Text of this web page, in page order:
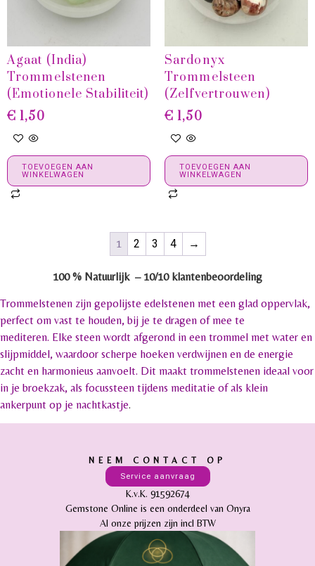
Agaat (India)
Trommelstenen
(emotionele Stabiliteit)
€ 1,50
TOEVOEGEN AAN
WINKELWAGEN
Sardonyx
Trommelsteen
(zelfvertrouwen)
€ 1,50
TOEVOEGEN AAN
WINKELWAGEN
1 2 3 4 →
100 % Natuurlijk –10/10 klantenbeoordeling
Trommelstenen zijn gepolijste edelstenen met een glad oppervlak,
perfect om vast te houden, bij je te dragen of mee te
mediteren. Elke steen wordt afgerond in een trommel met water en
slijpmiddel, waardoor scherpe hoeken verdwijnen en de energie
zacht en harmonieus aanvoelt. Dit maakt trommelstenen ideaal voor
in je broekzak, als focussteen tijdens meditatie of als klein
ankerpunt op je nachtkastje.
NEEM CONTACT OP
Service aanvraag
K.v.K. 91592674
Gemstone Online is een onderdeel van Onyra
Al onze prijzen zijn incl BTW